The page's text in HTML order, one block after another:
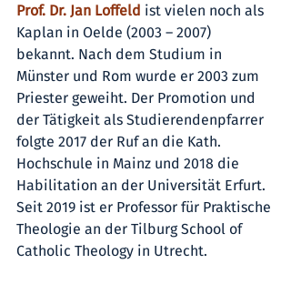
Prof. Dr. Jan Loffeld ist vielen noch als
Kaplan in Oelde (2003 – 2007)
bekannt. Nach dem Studium in
Münster und Rom wurde er 2003 zum
Priester geweiht. Der Promotion und
der Tätigkeit als Studierendenpfarrer
folgte 2017 der Ruf an die Kath.
Hochschule in Mainz und 2018 die
Habilitation an der Universität Erfurt.
Seit 2019 ist er Professor für Praktische
Theologie an der Tilburg School of
Catholic Theology in Utrecht.